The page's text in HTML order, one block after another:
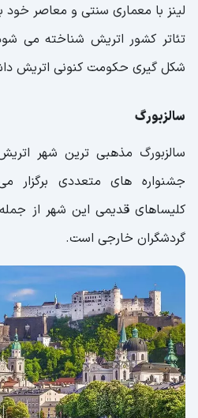
لینز با معماری سنتی و معاصر
تئاتر کشور اتریش شناخته می
شکل گیری حکومت کنونی اتریش
سالزبورگ
سالزبورگ مذهبی ترین شهر
جشنواره های متعددی برگزار
کلیساهای قدیمی این شهر از
گردشگران خارجی است.